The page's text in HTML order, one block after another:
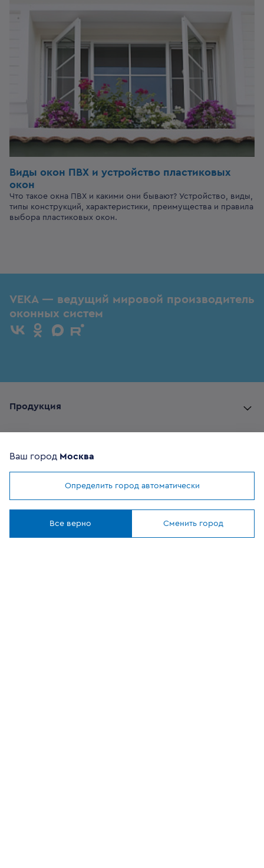
Виды окон ПВХ и устройство пластиковых
окон
Что такое окна ПВХ и какими они бывают? Устройство, виды,
типы конструкций, характеристики, преимущества и правила
выбора пластиковых окон.
Мы используем cookies
VEKA — ведущий мировой производитель
оконных систем
Продукция
Где купить
Ваш город Москва
Определить город автоматически
Все верно Сменить город